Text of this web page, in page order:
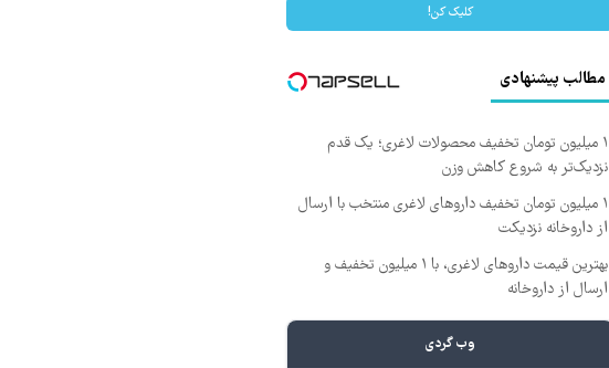
کلیک کن!
مطالب پیشنهادی
۱ میلیون تومان تخفیف محصولات لاغری؛ یک قدم
نزدیک‌تر به شروع کاهش وزن
۱ میلیون تومان تخفیف داروهای لاغری منتخب با ارسال
از داروخانه نزدیکت
بهترین قیمت داروهای لاغری، با ۱ میلیون تخفیف و
ارسال از داروخانه‌
وب گردی